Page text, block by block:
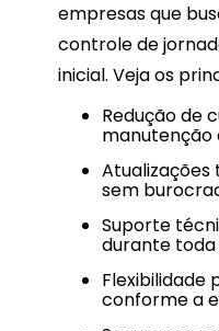
empresas que
controle de
inicial. Veja os
Redução de custos com aquisição e
manutenção
Atualizações tecnológicas garantidas
sem
Suporte técnico especializado
durante
Flexibilidade para adaptar soluções
conforme a